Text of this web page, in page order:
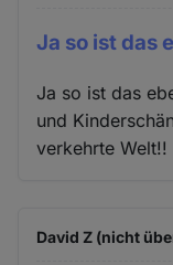
Ja so ist das
Ja so ist das
und
verkehrte Welt!!
David Z (nicht